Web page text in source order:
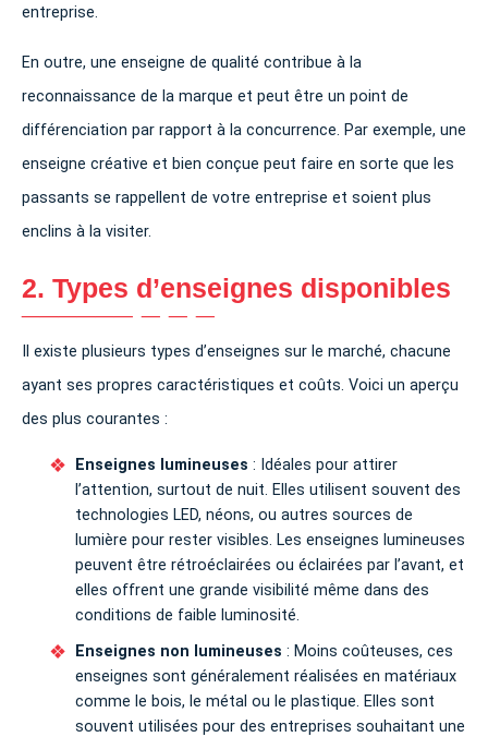
entreprise.
En outre, une enseigne de qualité contribue à la
reconnaissance de la marque et peut être un point de
différenciation par rapport à la concurrence. Par exemple, une
enseigne créative et bien conçue peut faire en sorte que les
passants se rappellent de votre entreprise et soient plus
enclins à la visiter.
2. Types d’enseignes disponibles
Il existe plusieurs types d’enseignes sur le marché, chacune
ayant ses propres caractéristiques et coûts. Voici un aperçu
des plus courantes :
Enseignes lumineuses : Idéales pour attirer
l’attention, surtout de nuit. Elles utilisent souvent des
technologies LED, néons, ou autres sources de
lumière pour rester visibles. Les enseignes lumineuses
peuvent être rétroéclairées ou éclairées par l’avant, et
elles offrent une grande visibilité même dans des
conditions de faible luminosité.
Enseignes non lumineuses : Moins coûteuses, ces
enseignes sont généralement réalisées en matériaux
comme le bois, le métal ou le plastique. Elles sont
souvent utilisées pour des entreprises souhaitant une